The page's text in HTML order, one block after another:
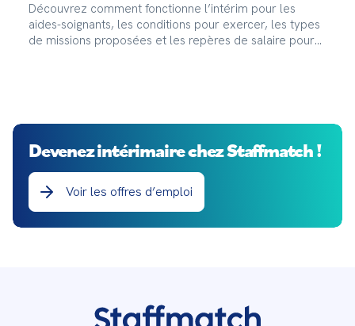
Découvrez comment fonctionne l’intérim pour les
aides-soignants, les conditions pour exercer, les types
de missions proposées et les repères de salaire pour
Devenez intérimaire chez Staffmatch !
Voir les offres d’emploi